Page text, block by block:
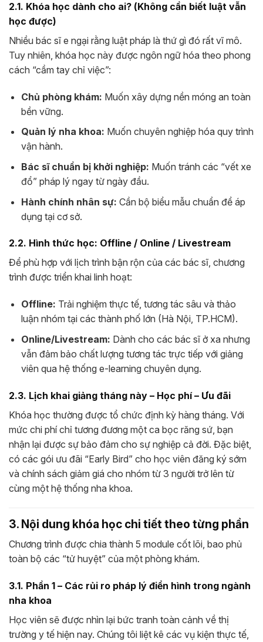
2.1. Khóa học dành cho ai? (Không cần biết luật vẫn
học được)
Nhiều bác sĩ e ngại rằng luật pháp là thứ gì đó rất vĩ mô.
Tuy nhiên, khóa học này được ngôn ngữ hóa theo phong
cách “cầm tay chỉ việc”:
Chủ phòng khám: Muốn xây dựng nền móng an toàn
bền vững.
Quản lý nha khoa: Muốn chuyên nghiệp hóa quy trình
vận hành.
Bác sĩ chuẩn bị khởi nghiệp: Muốn tránh các “vết xe
đổ” pháp lý ngay từ ngày đầu.
Hành chính nhân sự: Cần bộ biểu mẫu chuẩn để áp
dụng tại cơ sở.
2.2. Hình thức học: Offline / Online / Livestream
Để phù hợp với lịch trình bận rộn của các bác sĩ, chương
trình được triển khai linh hoạt:
Offline: Trải nghiệm thực tế, tương tác sâu và thảo
luận nhóm tại các thành phố lớn (Hà Nội, TP.HCM).
Online/Livestream: Dành cho các bác sĩ ở xa nhưng
vẫn đảm bảo chất lượng tương tác trực tiếp với giảng
viên qua hệ thống e-learning chuyên dụng.
2.3. Lịch khai giảng tháng này – Học phí – Ưu đãi
Khóa học thường được tổ chức định kỳ hàng tháng. Với
mức chi phí chỉ tương đương một ca bọc răng sứ, bạn
nhận lại được sự bảo đảm cho sự nghiệp cả đời. Đặc biệt,
có các gói ưu đãi “Early Bird” cho học viên đăng ký sớm
và chính sách giảm giá cho nhóm từ 3 người trở lên từ
cùng một hệ thống nha khoa.
3. Nội dung khóa học chi tiết theo từng phần
Chương trình được chia thành 5 module cốt lõi, bao phủ
toàn bộ các “tử huyệt” của một phòng khám.
3.1. Phần 1 – Các rủi ro pháp lý điển hình trong ngành
nha khoa
Học viên sẽ được nhìn lại bức tranh toàn cảnh về thị
trường y tế hiện nay. Chúng tôi liệt kê các vụ kiện thực tế,